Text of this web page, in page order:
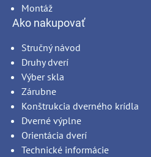
Montáž
Ako nakupovať
Stručný návod
Druhy dverí
Výber skla
Zárubne
Konštrukcia dverného krídla
Dverné výplne
Orientácia dverí
Technické informácie